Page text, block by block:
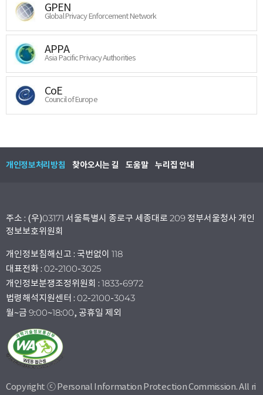
GPEN
Global Privacy Enforcement Network
APPA
Asia Pacific Privacy Authorities
CoE
Council of Europe
개인정보처리방침 찾아오시는 길 도움말 누리집 안내
주소 : (우)03171 서울특별시 종로구 세종대로 209 정부서울청사 개인
정보보호위원회
개인정보침해신고 : 국번없이 118
대표전화 : 02-2100-3025
개인정보분쟁조정위원회 : 1833-6972
법령해석지원센터 : 02-2100-3043
월~금 9:00~18:00, 공휴일 제외
Copyright ⓒ Personal Information Protection Commission. All ri